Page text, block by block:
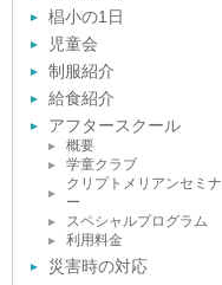
椙小の1日
児童会
制服紹介
給食紹介
アフタースクール
概要
学童クラブ
クリプトメリアンセミナ
ー
スペシャルプログラム
利用料金
災害時の対応